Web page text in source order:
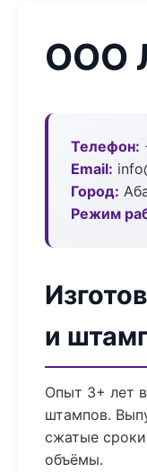
ООО
Телефон:
Email:
Город:
Режим
и
Опыт 3+ лет
штампов.
сжатые
объёмы.